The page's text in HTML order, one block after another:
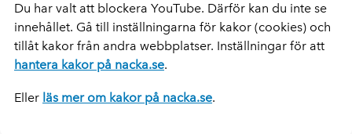
Du har valt att blockera YouTube. Därför kan du inte se
innehållet. Gå till inställningarna för kakor (cookies) och
tillåt kakor från andra webbplatser. Inställningar för att
hantera kakor på nacka.se.
Eller läs mer om kakor på nacka.se.